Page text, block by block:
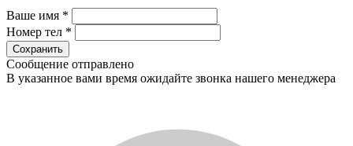
Ваше имя *
Номер тел *
Сообщение отправлено
В указанное вами время ожидайте звонка нашего менеджера